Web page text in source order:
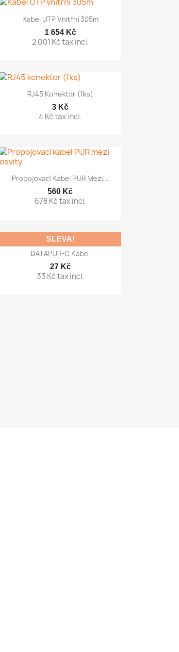
 Rychlý náhled
Kabel UTP Vnitřní 305m
1 654 Kč
2 001 Kč tax incl.
 Rychlý náhled
RJ45 Konektor (1ks)
3 Kč
4 Kč tax incl.
 Rychlý náhled
Propojovací Kabel PUR Mezi...
560 Kč
678 Kč tax incl.
 Rychlý náhled
DATAPUR-C Kabel
27 Kč
33 Kč tax incl.
SLEVA!